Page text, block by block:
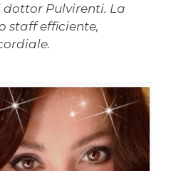
Pulvirenti. La
staff efficiente,